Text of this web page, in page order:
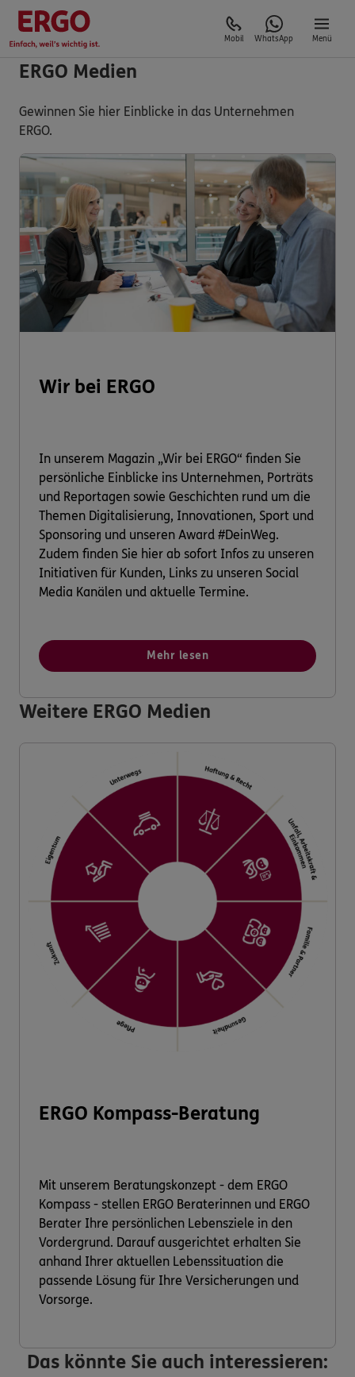
Mobil WhatsApp Menü
ERGO Medien
Gewinnen Sie hier Einblicke in das Unternehmen
ERGO.
Wir bei ERGO
In unserem Magazin „Wir bei ERGO“ finden Sie
persönliche Einblicke ins Unternehmen, Porträts
und Reportagen sowie Geschichten rund um die
Themen Digitalisierung, Innovationen, Sport und
Sponsoring und unseren Award #DeinWeg.
Zudem finden Sie hier ab sofort Infos zu unseren
Initiativen für Kunden, Links zu unseren Social
Media Kanälen und aktuelle Termine.
Mehr lesen
Weitere ERGO Medien
ERGO Kompass-Beratung
Mit unserem Beratungskonzept - dem ERGO
Kompass - stellen ERGO Beraterinnen und ERGO
Berater Ihre persönlichen Lebensziele in den
Vordergrund. Darauf ausgerichtet erhalten Sie
anhand Ihrer aktuellen Lebenssituation die
passende Lösung für Ihre Versicherungen und
Vorsorge.
Das könnte Sie auch interessieren: